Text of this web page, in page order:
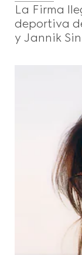
La Firma
deportiva
y Jannik